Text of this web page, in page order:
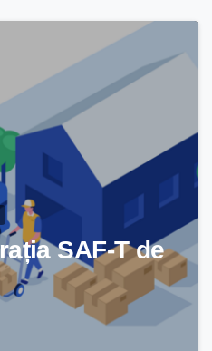
SAF-T de